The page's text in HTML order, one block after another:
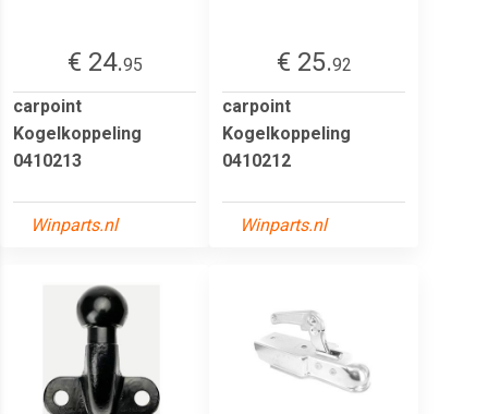
€ 24.95
carpoint
Kogelkoppeling
0410213
Winparts.nl
€ 25.92
carpoint
Kogelkoppeling
0410212
Winparts.nl